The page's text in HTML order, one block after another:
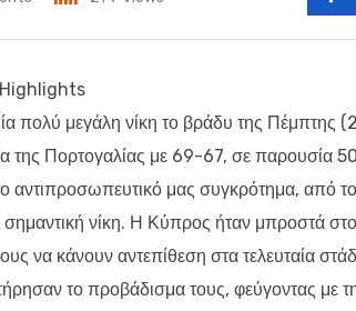
πολύ μεγάλη νίκη το βράδυ της Πέμπτης
Πορτογαλίας με 69-67, σε παρουσία
αντιπροσωπευτικό μας συγκρότημα, από
νίκη. Η Κύπρος ήταν μπροστά
να κάνουν αντεπίθεση στα τελευταία
το προβάδισμα τους, φεύγοντας με